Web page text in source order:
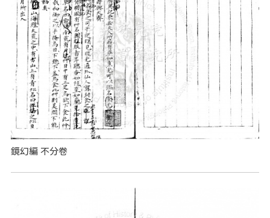
鏡幻編 不分卷